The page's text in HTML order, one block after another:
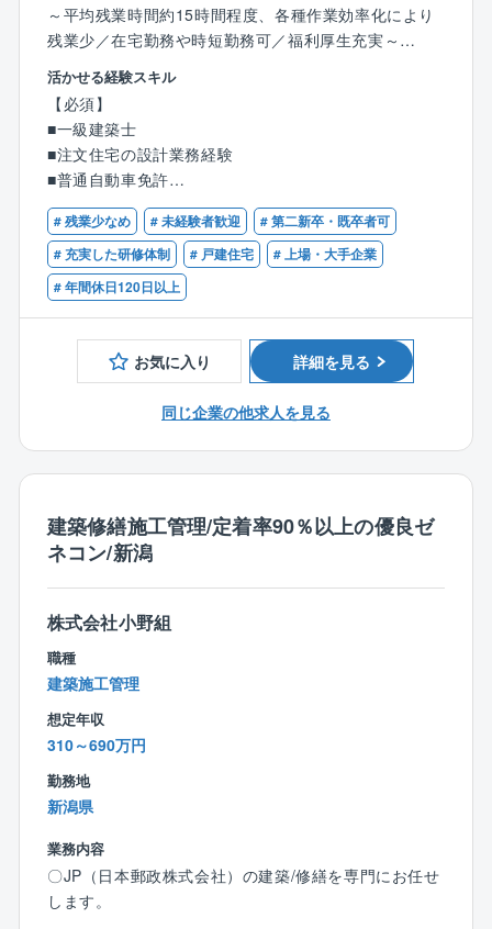
【建設エンジニアとしての成長を応援します】
従業員には建設エンジニアとしての成長を促してお
ります。会議システムを利用し、本社以外からも受講
が可能。技術士はもちろん、建築士や施工管理技士の
資格取得支援を続けております。
～平均残業時間約15時間程度、各種作業効率化により
残業少／在宅勤務や時短勤務可／福利厚生充実～
■業務の概要：
木造軸組工法/2×6工法の注文住宅の設計業務（注文住
宅のプランの企画/製図、敷地調査、各種申請など）を
お任せします。
「百邸百様」の住まいづくり。お客様とじっくり向き
合い、お客様の生活スタイルやイメージを的確に捉
え、アイデアを練り、カタチにします。
一条工務店の設計職が担当する案件は、年に25～35件
ほど。
5～6回の打合せを重ね、2ヶ月程かけてプランを企画し
ていくので、お客様がとても身近に感じられます。
ランの企画/製図、敷地調査、建築確認等各種申請等業
注文住宅の為、定型的なパターンはございません。
お客様と何度も打合せを繰り返す中から、お客様が考
えている漠然としたイメージをカタチにして頂く仕事
です。
「お客様の満足度」と「後工程担当の業務が円滑に流
れるかどうか」は、設計担当の力によるところが大き
く、いわば家づくりの「要」のポジションです。
同社の設計担当は、設計業務に限定するだけでなく施
工現場/完成現場を見に行く機会も多く、家づくり全般
に目を配ります。
その為、お客様がとても身近に感じられます。
お客様の声をダイレクトに聞きながら、お客様と一緒
【特徴】
■CADやパースはグループ内のCADセンターへ、申請
活かせる経験スキル
【必須】
■一級建築士
■注文住宅の設計業務経験
■普通自動車免許
# 残業少なめ # 未経験者歓迎
# 第二新卒・既卒者可
# 充実した研修体制
# 戸建住宅
# 上場・大手企業
# 年間休日120日以上
お気に入り 詳細を見る
同じ企業の他求人を見る
建築修繕施工管理/定着率90％以上の優良ゼ
ネコン/新潟
株式会社小野組
職種
建築施工管理
想定年収
310～690万円
勤務地
新潟県
業務内容
〇JP（日本郵政株式会社）の建築/修繕を専門にお任せ
します。